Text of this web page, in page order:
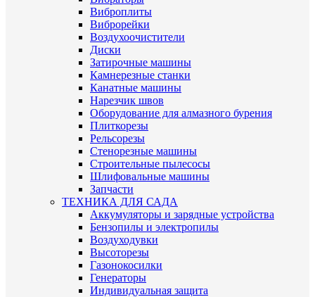
Виброплиты
Виброрейки
Воздухоочистители
Диски
Затирочные машины
Камнерезные станки
Канатные машины
Нарезчик швов
Оборудование для алмазного бурения
Плиткорезы
Рельсорезы
Стенорезные машины
Строительные пылесосы
Шлифовальные машины
Запчасти
ТЕХНИКА ДЛЯ САДА
Аккумуляторы и зарядные устройства
Бензопилы и электропилы
Воздуходувки
Высоторезы
Газонокосилки
Генераторы
Индивидуальная защита